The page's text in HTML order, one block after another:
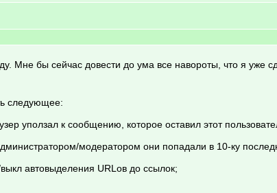
Мне бы сейчас довести до ума все навороты, что я уже
следующее:
уползал к сообщению, которое оставил этот
модератором они попадали в 10-ку
автовыделения URLов до ссылок;